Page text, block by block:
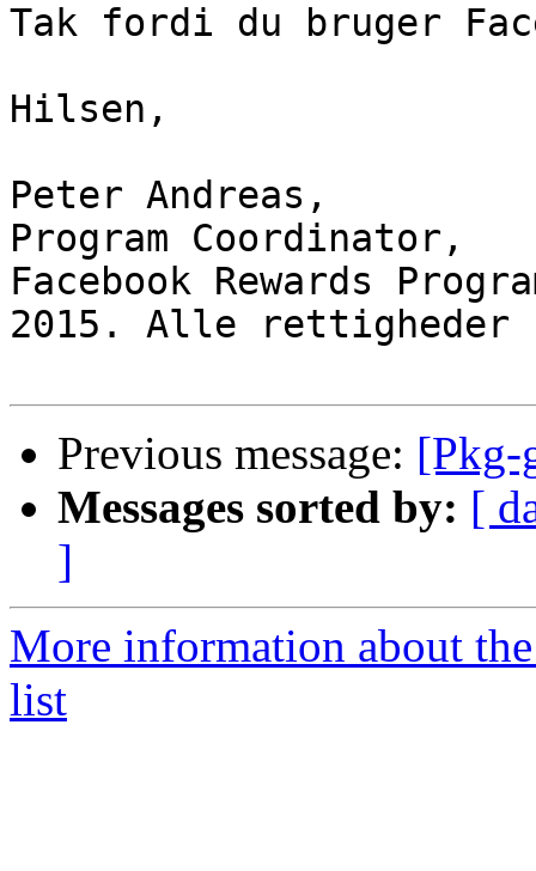
Tak fordi du bruger
Hilsen,
Peter Andreas,
Program Coordinator,
Facebook Rewards
2015. Alle rettigheder
Previous message: [Pkg-
Messages sorted by: [
]
More information about
list